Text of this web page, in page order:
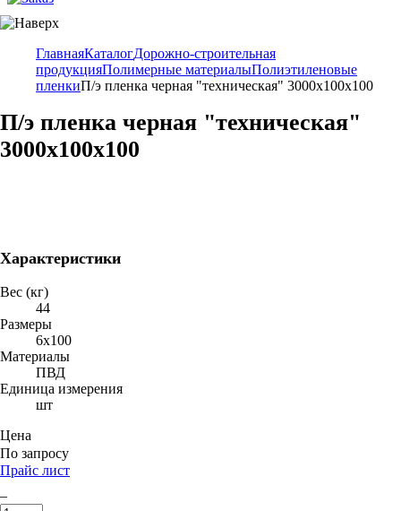
ГлавнаяКаталогДорожно-строительная
продукцияПолимерные материалыПолиэтиленовые
пленкиП/э пленка черная "техническая" 3000х100х100
П/э пленка черная "техническая"
3000х100х100
Характеристики
Вес (кг)
44
Размеры
6х100
Материалы
ПВД
Единица измерения
шт
Цена
По запросу
Прайс лист
–